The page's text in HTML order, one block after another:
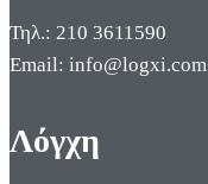
Τηλ.: 210 3611590
Email: info@logxi.com
Λόγχη